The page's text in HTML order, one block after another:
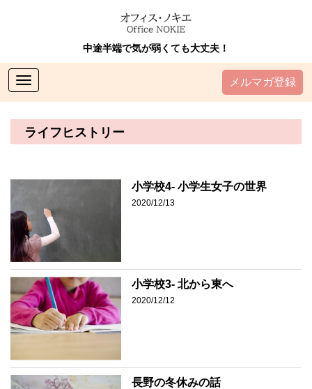
中途半端で気が弱くても大丈夫！
Toggle
navigation
メルマガ登録
ライフヒストリー
小学校4- 小学生女子の世界
2020/12/13
小学校3- 北から東へ
2020/12/12
長野の冬休みの話